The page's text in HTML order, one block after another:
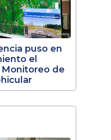
puso en
el
de